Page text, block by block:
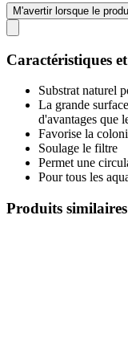
M'avertir lorsque le
Caractéristiques
Substrat naturel
La grande
d'avantages que
Favorise la
Soulage le filtre
Permet une
Pour tous les
Produits similaires